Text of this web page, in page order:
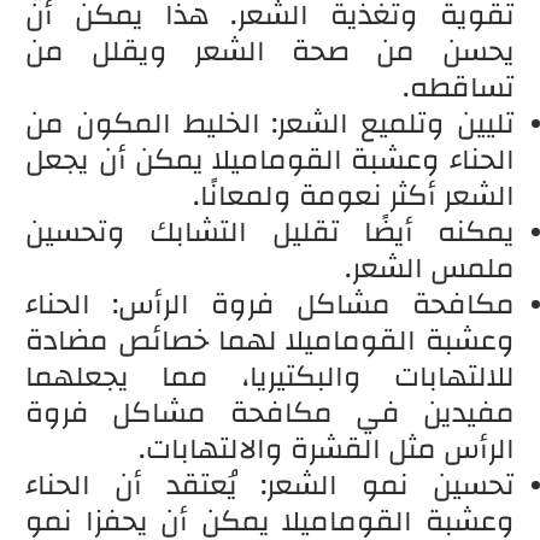
تقوية وتغذية الشعر. هذا يمكن أن
يحسن من صحة الشعر ويقلل من
تساقطه.
تليين وتلميع الشعر: الخليط المكون من
الحناء وعشبة القوماميلا يمكن أن يجعل
الشعر أكثر نعومة ولمعانًا.
يمكنه أيضًا تقليل التشابك وتحسين
ملمس الشعر.
مكافحة مشاكل فروة الرأس: الحناء
وعشبة القوماميلا لهما خصائص مضادة
للالتهابات والبكتيريا، مما يجعلهما
مفيدين في مكافحة مشاكل فروة
الرأس مثل القشرة والالتهابات.
تحسين نمو الشعر: يُعتقد أن الحناء
وعشبة القوماميلا يمكن أن يحفزا نمو